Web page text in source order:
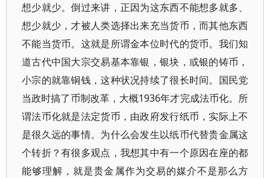
想少就少。倒过来讲，正因为这东西不能想多就多、
想少就少，才被人类选择出来充当货币，而其他东西
不能当货币。这就是所谓金本位时代的货币。我们知
道古代中国大宗交易基本靠银，银块，或银的铸币，
小宗的就靠铜钱，这种状况持续了很长时间。国民党
当政时搞了币制改革，大概1936年才完成法币化。所
谓法币化就是法定货币，由政府发行纸币，实际上不
是很久远的事情。为什么会发生以纸币代替贵金属这
个转折？有很多观点，我想其中有一个原因在座的都
能够理解，就是贵金属作为交易的媒介不是那么方